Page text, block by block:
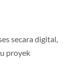
secara digital,
proyek